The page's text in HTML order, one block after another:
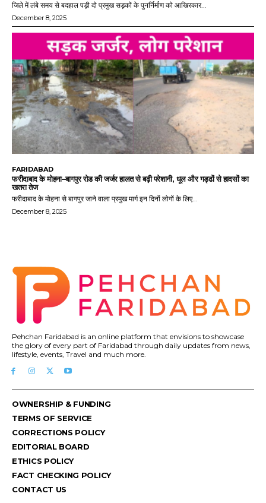
जिले में लंबे समय से बदहाल पड़ी दो प्रमुख सड़कों के पुनर्निर्माण को आखिरकार...
December 8, 2025
FARIDABAD
फरीदाबाद के मोहना–बागपुर रोड की जर्जर हालत से बढ़ी परेशानी, धूल और गड्ढों से हादसों का
खतरा तेज
फरीदाबाद के मोहना से बागपुर जाने वाला प्रमुख मार्ग इन दिनों लोगों के लिए...
December 8, 2025
Pehchan Faridabad is an online platform that envisions to showcase
the glory of every part of Faridabad through daily updates from news,
lifestyle, events, Travel and much more.
OWNERSHIP & FUNDING
TERMS OF SERVICE
CORRECTIONS POLICY
EDITORIAL BOARD
ETHICS POLICY
FACT CHECKING POLICY
CONTACT US